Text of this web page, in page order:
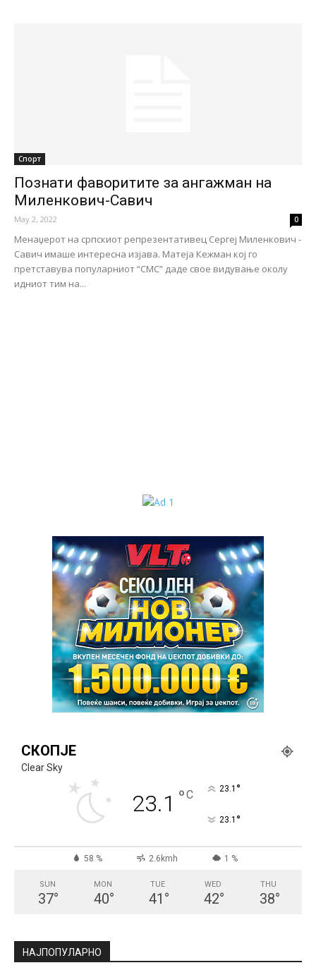
Спорт
Познати фаворитите за ангажман на
Миленкович-Савич
May 2, 2022 0
Менаџерот на српскиот репрезентативец Сергеј Миленкович -
Савич имаше интересна изјава. Матеја Кежман кој го
претставува популарниот “СМС” даде свое видување околу
идниот тим на...
°C